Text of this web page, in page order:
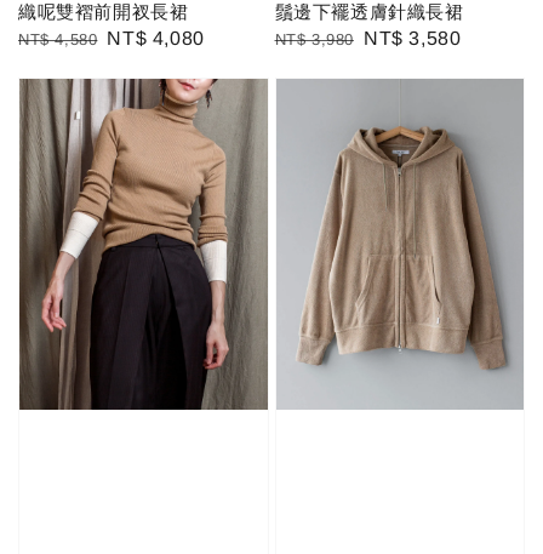
織呢雙褶前開衩長裙
Regular
NT$ 4,580 Sale
NT$ 4,080
鬚邊下襬透膚針織長裙
Regular
NT$ 3,980
Sale
NT$ 3,580